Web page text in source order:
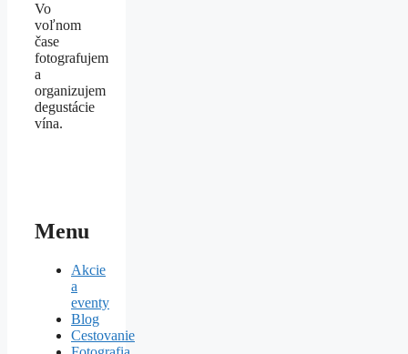
Vo
voľnom
čase
fotografujem
a
organizujem
degustácie
vína.
Menu
Akcie
a
eventy
Blog
Cestovanie